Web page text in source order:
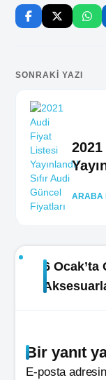
SONRAKI YAZI
ARABA
6
Bir yanıt
E-posta